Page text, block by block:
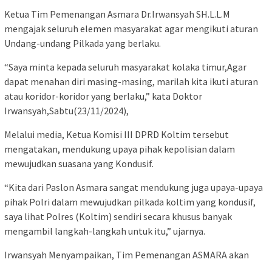
Ketua Tim Pemenangan Asmara Dr.Irwansyah SH.L.L.M
mengajak seluruh elemen masyarakat agar mengikuti aturan
Undang-undang Pilkada yang berlaku.
“Saya minta kepada seluruh masyarakat kolaka timur,Agar
dapat menahan diri masing-masing, marilah kita ikuti aturan
atau koridor-koridor yang berlaku,” kata Doktor
Irwansyah,Sabtu(23/11/2024),
Melalui media, Ketua Komisi III DPRD Koltim tersebut
mengatakan, mendukung upaya pihak kepolisian dalam
mewujudkan suasana yang Kondusif.
“Kita dari Paslon Asmara sangat mendukung juga upaya-upaya
pihak Polri dalam mewujudkan pilkada koltim yang kondusif,
saya lihat Polres (Koltim) sendiri secara khusus banyak
mengambil langkah-langkah untuk itu,” ujarnya.
Irwansyah Menyampaikan, Tim Pemenangan ASMARA akan